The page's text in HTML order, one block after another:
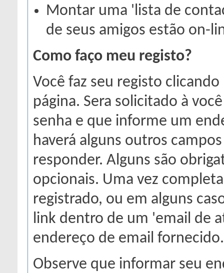
Montar uma 'lista de
de seus amigos estão on-
Como faço meu registo?
Você faz seu registo
página. Sera solicitado à
senha e que informe um
haverá alguns outros
responder. Alguns são
opcionais. Uma vez
registrado, ou em alguns
link dentro de um 'email de
endereço de email
Observe que informar seu